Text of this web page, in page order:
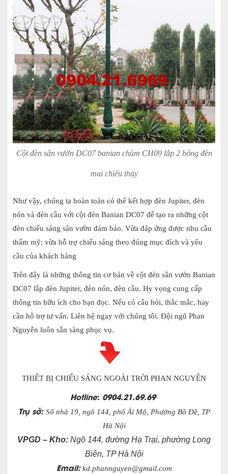
Cột đèn sân vườn DC07 banian chùm CH09 lắp 2 bóng đèn
mai chiếu thủy
Như vậy, chúng ta hoàn toàn có thể kết hợp đèn Jupiter, đèn
nón và đèn cầu với cột đèn Banian DC07 để tạo ra những cột
đèn chiếu sáng sân vườn đảm bảo. Vừa đáp ứng được nhu cầu
thẩm mỹ; vừa hỗ trợ chiếu sáng theo đúng mục đích và yêu
cầu của khách hàng
Trên đây là những thông tin cơ bản về cột đèn sân vườn Banian
DC07 lắp đèn Jupiter, đèn nón, đèn cầu. Hy vọng cung cấp
thông tin hữu ích cho bạn đọc. Nếu có câu hỏi, thắc mắc, hay
cần hỗ trợ tư vấn. Liên hệ ngay với chúng tôi. Đội ngũ Phan
Nguyễn luôn sẵn sàng phục vụ.
THIẾT BỊ CHIẾU SÁNG NGOÀI TRỜI PHAN NGUYỄN
Hotline: 0904.21.69.69
Trụ sở: Số nhà 19, ngõ 144, phố Ái Mộ, Phường Bồ Đề, TP
Hà Nội
VPGD – Kho: Ngõ 144, đường Hạ Trại, phường Long
Biên, TP Hà Nội
Email:kd.phannguyen@gmail.com